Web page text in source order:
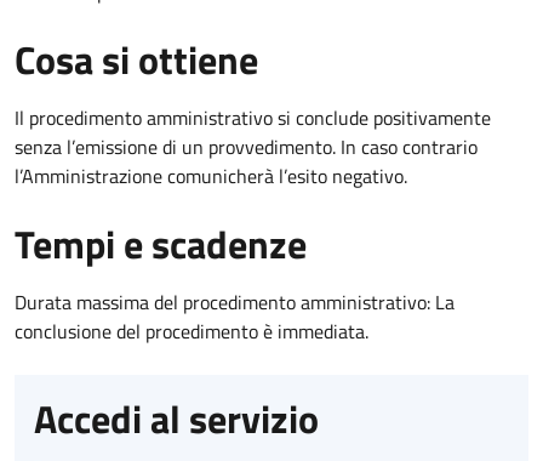
Cosa si ottiene
Il procedimento amministrativo si conclude positivamente
senza l’emissione di un provvedimento. In caso contrario
l’Amministrazione comunicherà l’esito negativo.
Tempi e scadenze
Durata massima del procedimento amministrativo: La
conclusione del procedimento è immediata.
Accedi al servizio